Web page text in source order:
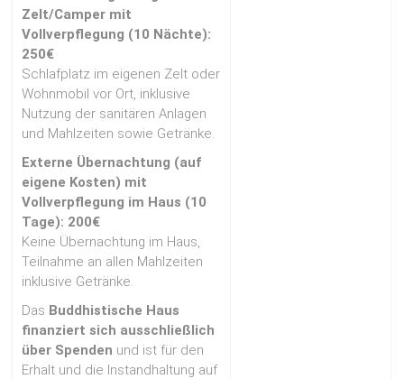
Zelt/Camper mit
Vollverpflegung (10 Nächte):
250€
Schlafplatz im eigenen Zelt oder
Wohnmobil vor Ort, inklusive
Nutzung der sanitären Anlagen
und Mahlzeiten sowie Getränke.
Externe Übernachtung (auf
eigene Kosten) mit
Vollverpflegung im Haus (10
Tage): 200€
Keine Übernachtung im Haus,
Teilnahme an allen Mahlzeiten
inklusive Getränke.
Das Buddhistische Haus
finanziert sich ausschließlich
über Spenden und ist für den
Erhalt und die Instandhaltung auf